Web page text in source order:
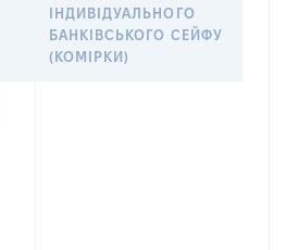
ІНДИВІДУАЛЬНОГО
БАНКІВСЬКОГО СЕЙФУ
(КОМІРКИ)